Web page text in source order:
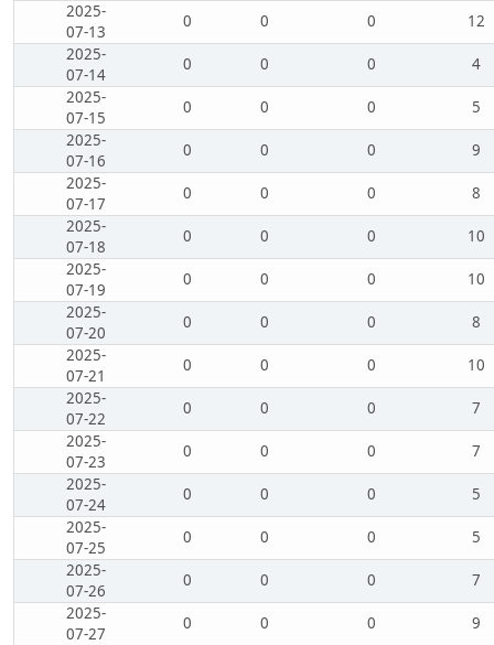
2025-
07-13
0 0 0
12
2025-
07-14
0 0 0
4
2025-
07-15
0 0 0
5
2025-
07-16
0 0 0
9
2025-
07-17
0 0 0
8
2025-
07-18
0 0 0
10
2025-
07-19
0 0 0
10
2025-
07-20
0 0 0
8
2025-
07-21
0 0 0
10
2025-
07-22
0 0 0
7
2025-
07-23
0 0 0
7
2025-
07-24
0 0 0
5
2025-
07-25
0 0 0
5
2025-
07-26
0 0 0
7
2025-
07-27
0 0 0
9